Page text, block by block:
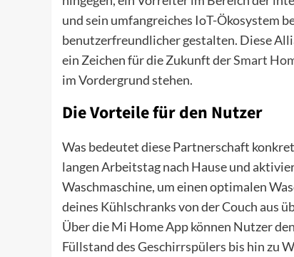
und sein umfangreiches IoT-Ökosystem
benutzerfreundlicher gestalten. Diese
ein Zeichen für die Zukunft derSmart
im Vordergrund stehen.
Die Vorteile für den Nutzer
Was bedeutet diese Partnerschaft
langen Arbeitstag nach Hause und
Waschmaschine, um einen optimalen
deines Kühlschranks von der Couch aus
Über die Mi Home App können Nutzer
Füllstand des Geschirrspülers bis hin zu